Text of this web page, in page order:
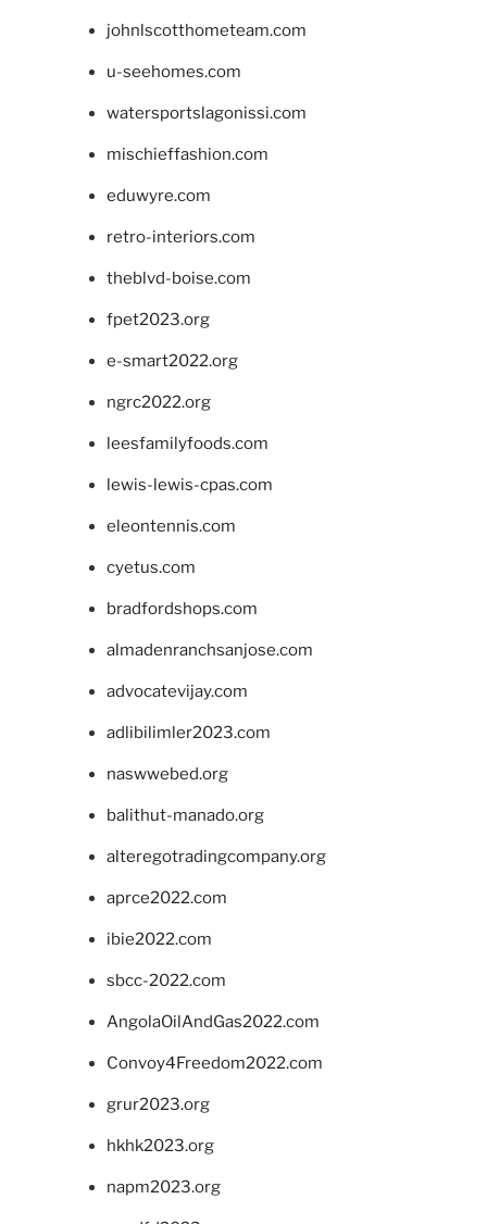
johnlscotthometeam.com
u-seehomes.com
watersportslagonissi.com
mischieffashion.com
eduwyre.com
retro-interiors.com
theblvd-boise.com
fpet2023.org
e-smart2022.org
ngrc2022.org
leesfamilyfoods.com
lewis-lewis-cpas.com
eleontennis.com
cyetus.com
bradfordshops.com
almadenranchsanjose.com
advocatevijay.com
adlibilimler2023.com
naswwebed.org
balithut-manado.org
alteregotradingcompany.org
aprce2022.com
ibie2022.com
sbcc-2022.com
AngolaOilAndGas2022.com
Convoy4Freedom2022.com
grur2023.org
hkhk2023.org
napm2023.org